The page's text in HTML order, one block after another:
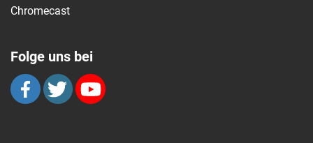
Chromecast
Folge uns bei